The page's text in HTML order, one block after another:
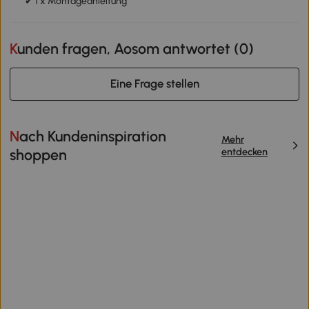
Kunden fragen, Aosom antwortet (0)
Eine Frage stellen
Nach Kundeninspiration
shoppen
Mehr
entdecken